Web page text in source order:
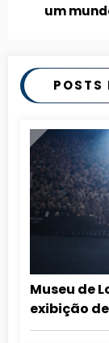
um
POSTS
Museu de
exibição
aniversário